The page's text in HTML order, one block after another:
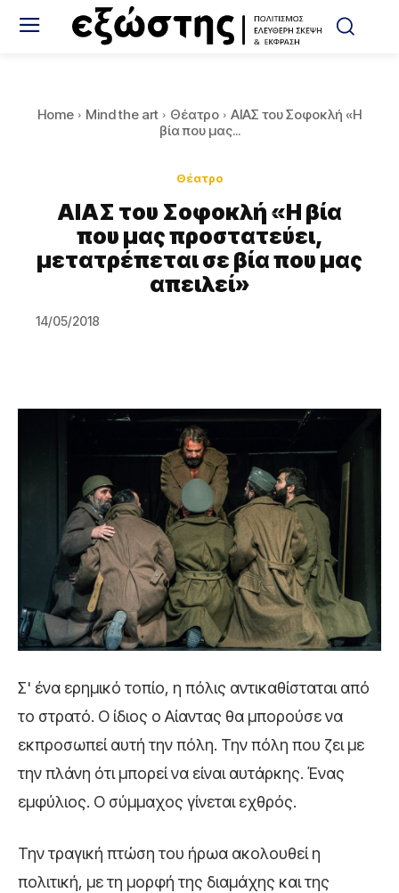
Home Mind the art Θέατρο
ΑΙΑΣ του Σοφοκλή «Η
βία που μας...
Θέατρο
ΑΙΑΣ του Σοφοκλή «Η βία
που μας προστατεύει,
μετατρέπεται σε βία που μας
απειλεί»
14/05/2018
Σ' ένα ερημικό τοπίο, η πόλις αντικαθίσταται από
το στρατό. Ο ίδιος ο Αίαντας θα μπορούσε να
εκπροσωπεί αυτή την πόλη. Την πόλη που ζει με
την πλάνη ότι μπορεί να είναι αυτάρκης. Ένας
εμφύλιος. Ο σύμμαχος γίνεται εχθρός.
Την τραγική πτώση του ήρωα ακολουθεί η
πολιτική, με τη μορφή της διαμάχης και της